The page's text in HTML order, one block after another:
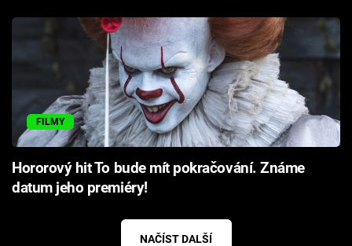
FILMY
Hororový hit To bude mít pokračování. Známe
datum jeho premiéry!
NAČÍST DALŠÍ